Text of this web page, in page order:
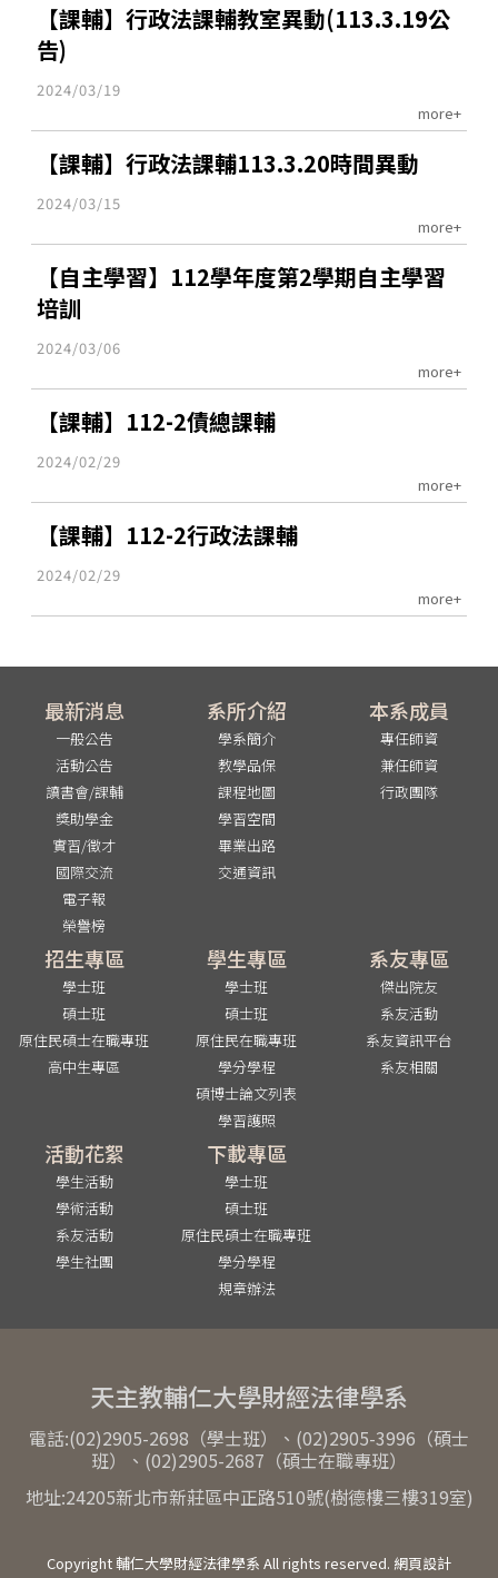
【課輔】行政法課輔教室異動(113.3.19公
告)
2024/03/19
more+
【課輔】行政法課輔113.3.20時間異動
2024/03/15
more+
【自主學習】112學年度第2學期自主學習
培訓
2024/03/06
more+
【課輔】112-2債總課輔
2024/02/29
more+
【課輔】112-2行政法課輔
2024/02/29
more+
最新消息
一般公告
活動公告
讀書會/課輔
獎助學金
實習/徵才
國際交流
電子報
榮譽榜
系所介紹
學系簡介
教學品保
課程地圖
學習空間
畢業出路
交通資訊
本系成員
專任師資
兼任師資
行政團隊
招生專區
學士班
碩士班
原住民碩士在職專班
高中生專區
學生專區
學士班
碩士班
原住民在職專班
學分學程
碩博士論文列表
學習護照
系友專區
傑出院友
系友活動
系友資訊平台
系友相關
活動花絮
學生活動
學術活動
系友活動
學生社團
下載專區
學士班
碩士班
原住民碩士在職專班
學分學程
規章辦法
天主教輔仁大學財經法律學系
電話:(02)2905-2698（學士班）、(02)2905-3996（碩士
班）、(02)2905-2687（碩士在職專班）
地址:24205新北市新莊區中正路510號(樹德樓三樓319室)
Copyright 輔仁大學財經法律學系 All rights reserved. 網頁設計